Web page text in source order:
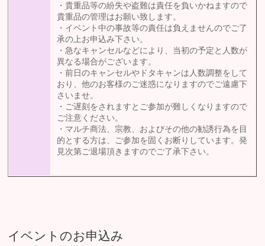
・貴重品等の紛失や盗難は責任を負いかねますので
貴重品の管理はお願い致します。
・イベント中の事故等の責任は負えませんのでご了
承の上お申込み下さい。
・急なキャンセルなどにより、当初の予定と人数が
異なる場合がございます。
・前日のキャンセルやドタキャンは人数調整をして
おり、他のお客様のご迷惑になりますのでご遠慮下
さいませ。
・ご遅刻をされますとご参加が難しくなりますので
ご注意ください。
・マルチ商法、宗教、およびその他の勧誘行為を目
的とする方は、ご参加を固くお断りしています。発
見次第ご退場頂きますのでご了承下さい。
イベントのお申込み